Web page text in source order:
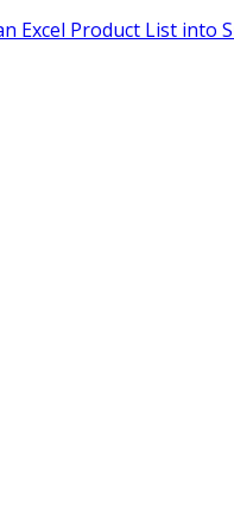
Excel Product List into